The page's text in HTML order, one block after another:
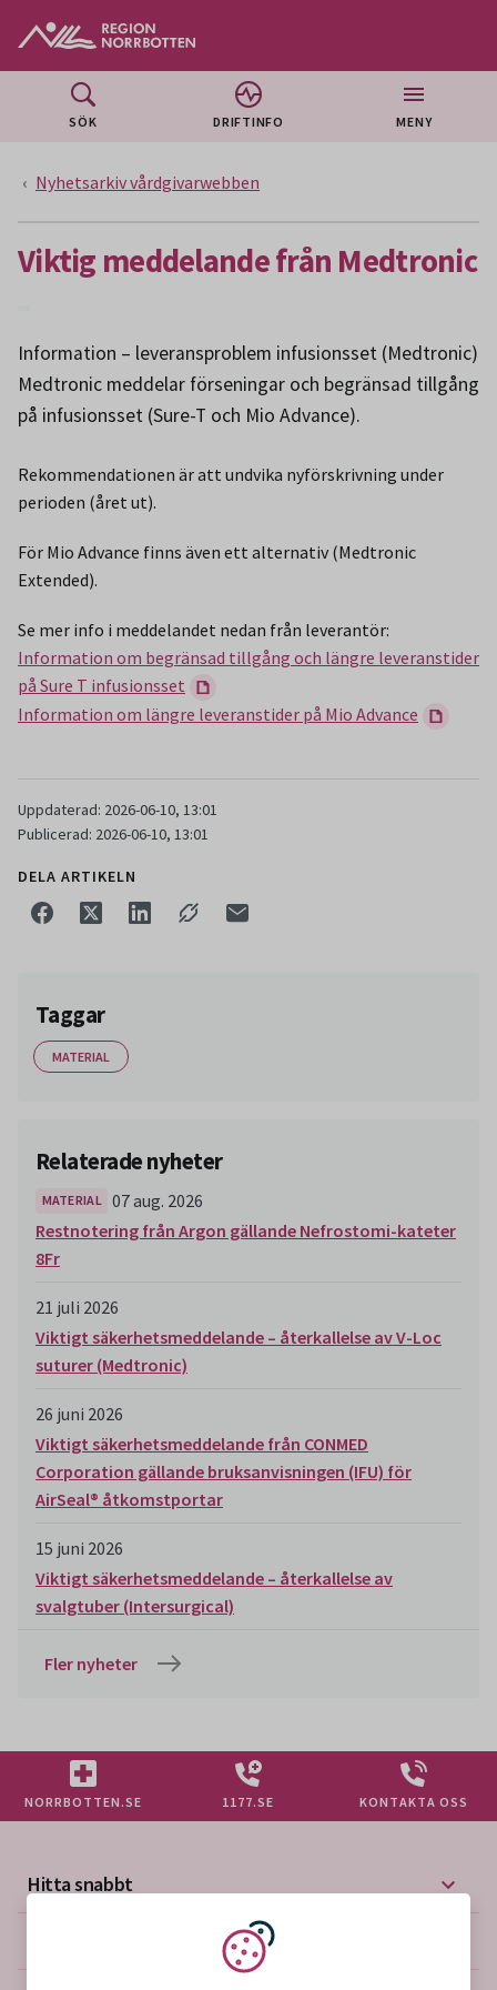
SÖK DRIFTINFO MENY
Nyhetsarkiv vårdgivarwebben
Viktig meddelande från Medtronic
Information – leveransproblem infusionsset (Medtronic)
Medtronic meddelar förseningar och begränsad tillgång
på infusionsset (Sure-T och Mio Advance).
Rekommendationen är att undvika nyförskrivning under
perioden (året ut).
För Mio Advance finns även ett alternativ (Medtronic
Extended).
Se mer info i meddelandet nedan från leverantör:
Information om begränsad tillgång och längre leveranstider
på Sure T infusionsset
Information om längre leveranstider på Mio Advance
Uppdaterad: 2026-06-10, 13:01
Publicerad: 2026-06-10, 13:01
DELA ARTIKELN
Taggar
MATERIAL
Relaterade nyheter
MATERIAL
07 aug. 2026
Restnotering från Argon gällande Nefrostomi-kateter
8Fr
21 juli 2026
Viktigt säkerhetsmeddelande – återkallelse av V-Loc
suturer (Medtronic)
26 juni 2026
Viktigt säkerhetsmeddelande från CONMED
Corporation gällande bruksanvisningen (IFU) för
AirSeal® åtkomstportar
15 juni 2026
Viktigt säkerhetsmeddelande – återkallelse av
svalgtuber (Intersurgical)
Fler nyheter
NORRBOTTEN.SE 1177.SE KONTAKTA OSS
Hitta snabbt
Mer på vårdgivarwebben
Vi använder kakor